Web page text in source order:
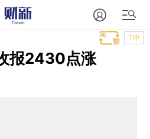
T中
报2430点涨